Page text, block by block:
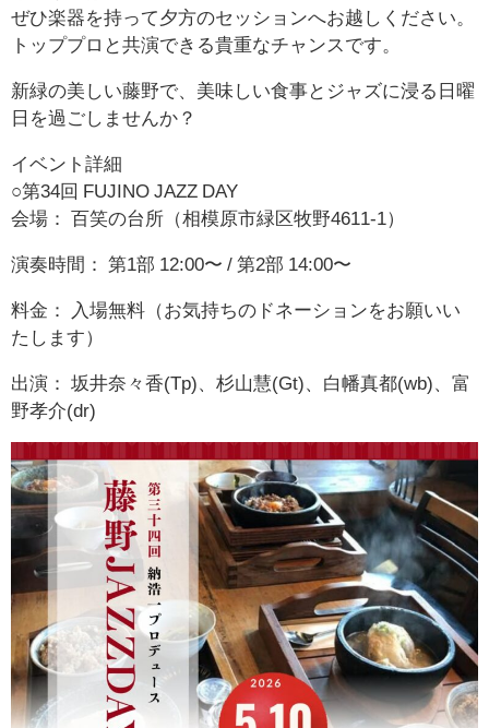
ぜひ楽器を持って夕方のセッションへお越しください。
トッププロと共演できる貴重なチャンスです。
新緑の美しい藤野で、美味しい食事とジャズに浸る日曜
日を過ごしませんか？
イベント詳細
○第34回 FUJINO JAZZ DAY
会場： 百笑の台所（相模原市緑区牧野4611-1）
演奏時間： 第1部 12:00〜 / 第2部 14:00〜
料金： 入場無料（お気持ちのドネーションをお願いい
たします）
出演： 坂井奈々香(Tp)、杉山慧(Gt)、白幡真都(wb)、富
野孝介(dr)